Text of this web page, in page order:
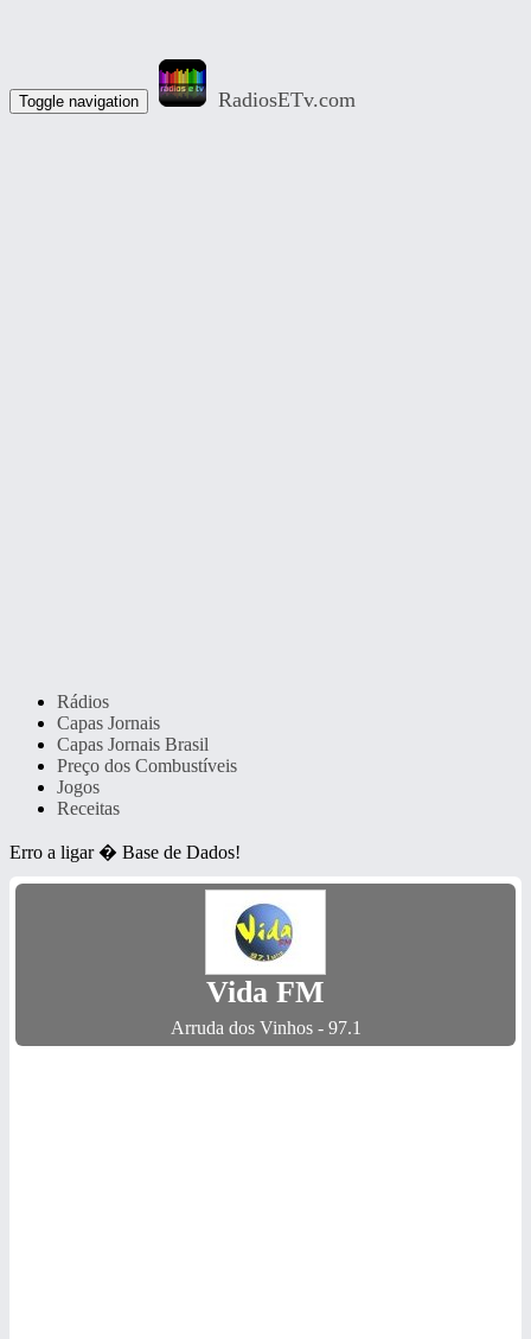
Toggle navigation RadiosETv.com
Rádios
Capas Jornais
Capas Jornais Brasil
Preço dos Combustíveis
Jogos
Receitas
Erro a ligar � Base de Dados!
Vida FM
Arruda dos Vinhos - 97.1